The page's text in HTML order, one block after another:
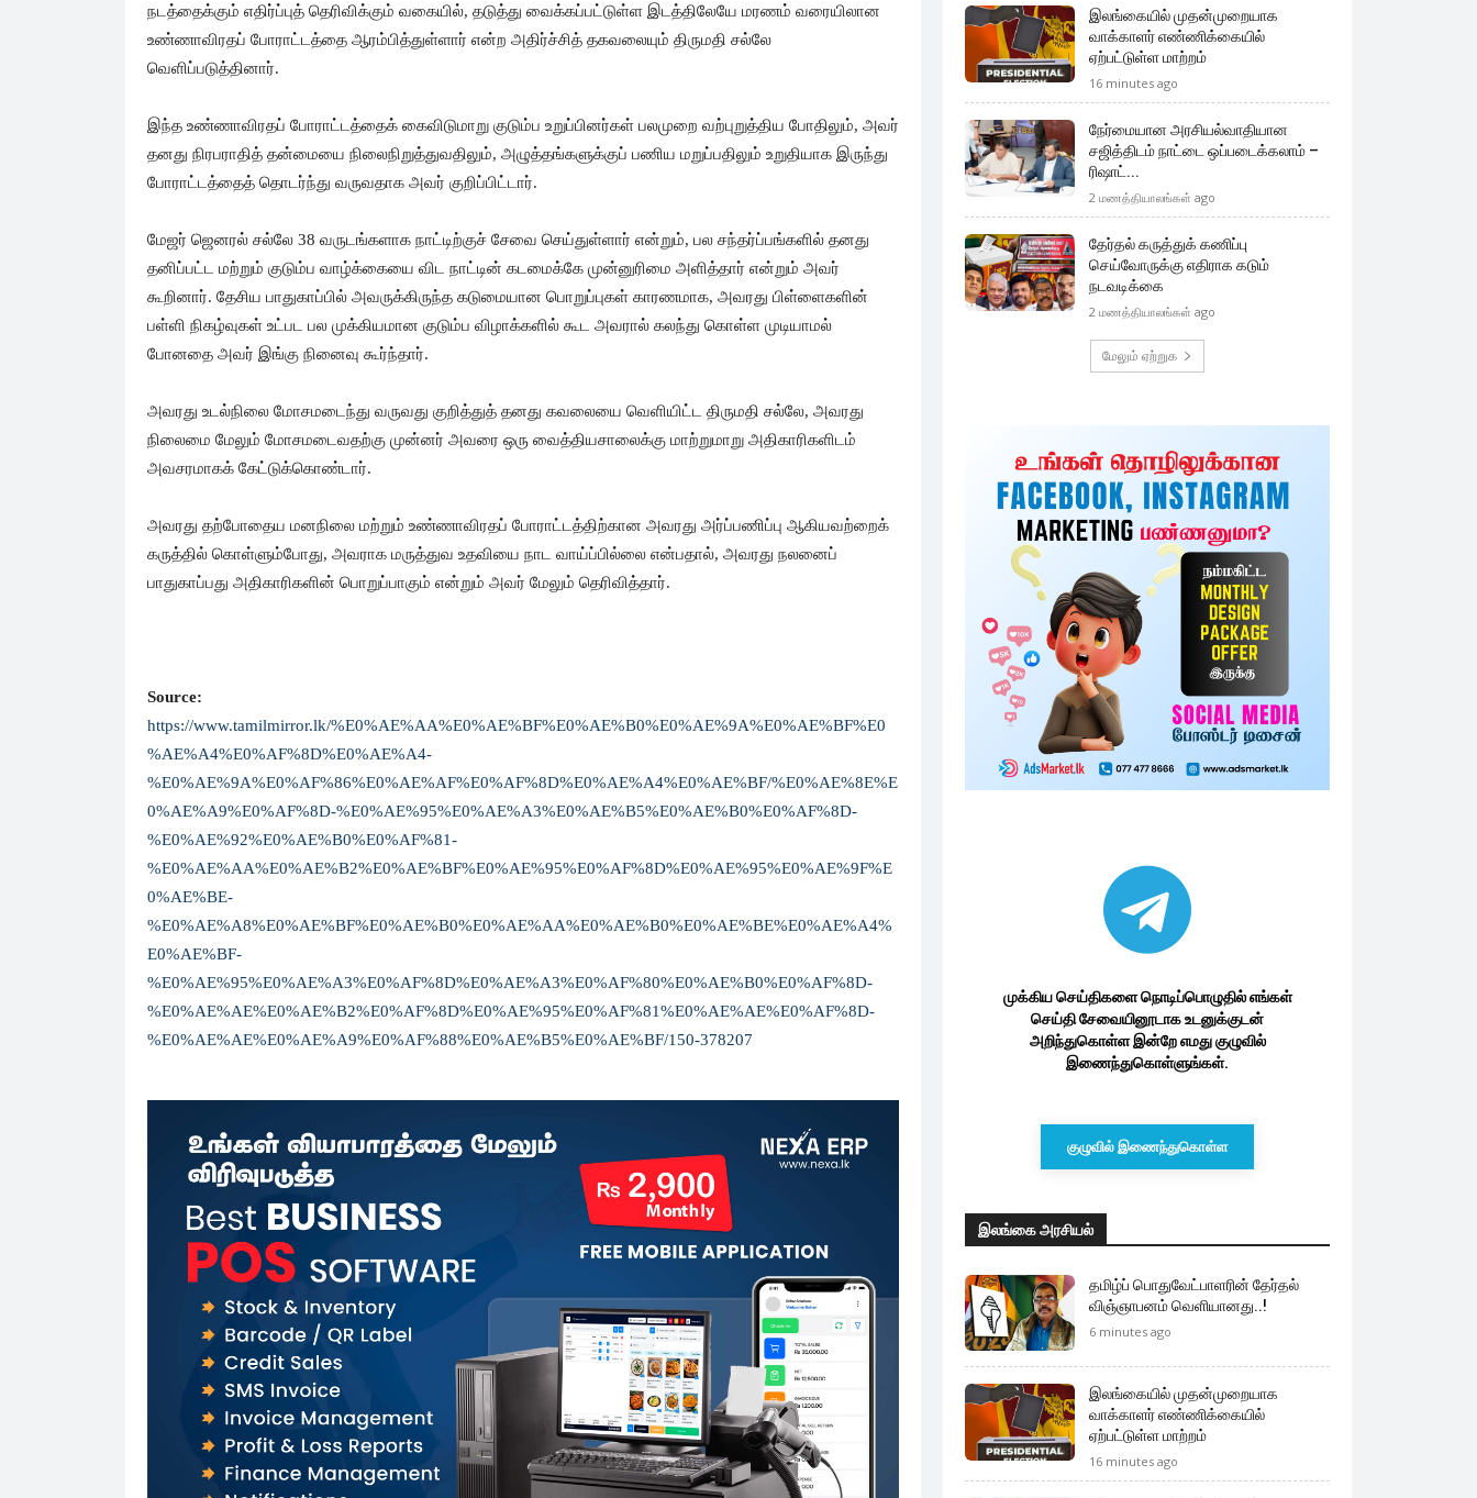
நடத்தைக்கும் எதிர்ப்புத் தெரிவிக்கும் வகையில், தடுத்து வைக்கப்பட்டுள்ள இடத்திலேயே மரணம் வரையிலான
உண்ணாவிரதப் போராட்டத்தை ஆரம்பித்துள்ளார் என்ற அதிர்ச்சித் தகவலையும் திருமதி சல்லே
வெளிப்படுத்தினார்.
இந்த உண்ணாவிரதப் போராட்டத்தைக் கைவிடுமாறு குடும்ப உறுப்பினர்கள் பலமுறை வற்புறுத்திய போதிலும், அவர்
தனது நிரபராதித் தன்மையை நிலைநிறுத்துவதிலும், அழுத்தங்களுக்குப் பணிய மறுப்பதிலும் உறுதியாக இருந்து
போராட்டத்தைத் தொடர்ந்து வருவதாக அவர் குறிப்பிட்டார்.
மேஜர் ஜெனரல் சல்லே 38 வருடங்களாக நாட்டிற்குச் சேவை செய்துள்ளார் என்றும், பல சந்தர்ப்பங்களில் தனது
தனிப்பட்ட மற்றும் குடும்ப வாழ்க்கையை விட நாட்டின் கடமைக்கே முன்னுரிமை அளித்தார் என்றும் அவர்
கூறினார். தேசிய பாதுகாப்பில் அவருக்கிருந்த கடுமையான பொறுப்புகள் காரணமாக, அவரது பிள்ளைகளின்
பள்ளி நிகழ்வுகள் உட்பட பல முக்கியமான குடும்ப விழாக்களில் கூட அவரால் கலந்து கொள்ள முடியாமல்
போனதை அவர் இங்கு நினைவு கூர்ந்தார்.
அவரது உடல்நிலை மோசமடைந்து வருவது குறித்துத் தனது கவலையை வெளியிட்ட திருமதி சல்லே, அவரது
நிலைமை மேலும் மோசமடைவதற்கு முன்னர் அவரை ஒரு வைத்தியசாலைக்கு மாற்றுமாறு அதிகாரிகளிடம்
அவசரமாகக் கேட்டுக்கொண்டார்.
அவரது தற்போதைய மனநிலை மற்றும் உண்ணாவிரதப் போராட்டத்திற்கான அவரது அர்ப்பணிப்பு ஆகியவற்றைக்
கருத்தில் கொள்ளும்போது, அவராக மருத்துவ உதவியை நாட வாய்ப்பில்லை என்பதால், அவரது நலனைப்
பாதுகாப்பது அதிகாரிகளின் பொறுப்பாகும் என்றும் அவர் மேலும் தெரிவித்தார்.
Source:
https://www.tamilmirror.lk/%E0%AE%AA%E0%AE%BF%E0%AE%B0%E0%AE%9A%E0%AE%BF%E0
%AE%A4%E0%AF%8D%E0%AE%A4-
%E0%AE%9A%E0%AF%86%E0%AE%AF%E0%AF%8D%E0%AE%A4%E0%AE%BF/%E0%AE%8E%E
0%AE%A9%E0%AF%8D-%E0%AE%95%E0%AE%A3%E0%AE%B5%E0%AE%B0%E0%AF%8D-
%E0%AE%92%E0%AE%B0%E0%AF%81-
%E0%AE%AA%E0%AE%B2%E0%AE%BF%E0%AE%95%E0%AF%8D%E0%AE%95%E0%AE%9F%E
0%AE%BE-
%E0%AE%A8%E0%AE%BF%E0%AE%B0%E0%AE%AA%E0%AE%B0%E0%AE%BE%E0%AE%A4%
E0%AE%BF-
%E0%AE%95%E0%AE%A3%E0%AF%8D%E0%AE%A3%E0%AF%80%E0%AE%B0%E0%AF%8D-
%E0%AE%AE%E0%AE%B2%E0%AF%8D%E0%AE%95%E0%AF%81%E0%AE%AE%E0%AF%8D-
%E0%AE%AE%E0%AE%A9%E0%AF%88%E0%AE%B5%E0%AE%BF/150-378207
இலங்கையில் முதன்முறையாக
வாக்காளர் எண்ணிக்கையில்
ஏற்பட்டுள்ள மாற்றம்
16 minutes ago
நேர்மையான அரசியல்வாதியான
சஜித்திடம் நாட்டை ஒப்படைக்கலாம் –
ரிஷாட்...
2 மணத்தியாலங்கள் ago
தேர்தல் கருத்துக் கணிப்பு
செய்வோருக்கு எதிராக கடும்
நடவடிக்கை
2 மணத்தியாலங்கள் ago
மேலும் ஏற்றுக
முக்கிய செய்திகளை நொடிப்பொழுதில் எங்கள்
செய்தி சேவையினூடாக உடனுக்குடன்
அறிந்துகொள்ள இன்றே எமது குழுவில்
இணைந்துகொள்ளுங்கள்.
குழுவில் இணைந்துகொள்ள
இலங்கை அரசியல்
தமிழ்ப் பொதுவேட்பாளரின் தேர்தல்
விஞ்ஞாபனம் வெளியானது..!
6 minutes ago
இலங்கையில் முதன்முறையாக
வாக்காளர் எண்ணிக்கையில்
ஏற்பட்டுள்ள மாற்றம்
16 minutes ago